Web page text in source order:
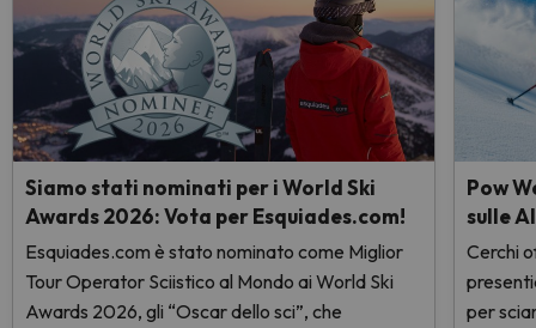
Siamo stati nominati per i World Ski
Awards 2026: Vota per Esquiades.com!
Esquiades.com è stato nominato come Miglior
Tour Operator Sciistico al Mondo ai World Ski
Awards 2026, gli “Oscar dello sci”, che
Pow
sulle
Cerchi
per